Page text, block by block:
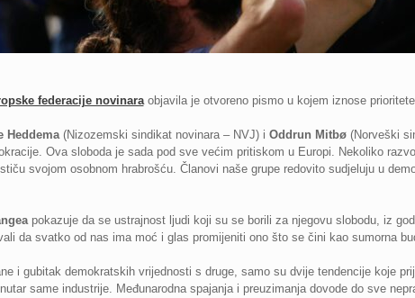
federacije novinaraobjavila je otvoreno pismo u kojem iznose
Heddema(Nizozemski sindikat novinara – NVJ) i Oddrun Mitbø(Norveški
Ova sloboda je sada pod sve većim pritiskom u Europi. Nekoliko
svojom osobnom hrabrošću. Članovi naše grupe redovito sudjeluju u
pokazuje da se ustrajnost ljudi koji su se borili za njegovu slobodu, iz
da svatko od nas ima moć i glas promijeniti ono što se čini kao sumorna
i gubitak demokratskih vrijednosti s druge, samo su dvije tendencije koje
same industrije. Međunarodna spajanja i preuzimanja dovode do sve